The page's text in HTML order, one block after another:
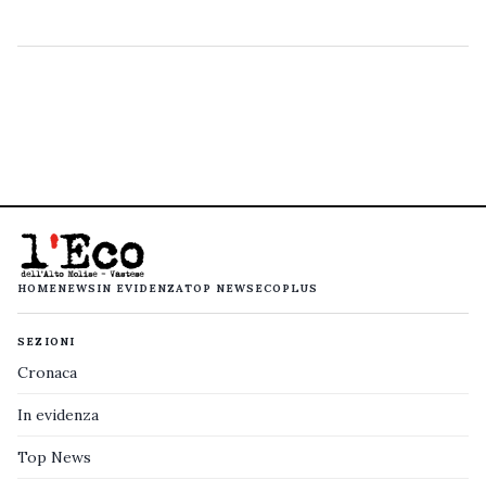
HOMENEWS IN EVIDENZATOP NEWS ECOPLUS
SEZIONI
Cronaca
In evidenza
Top News